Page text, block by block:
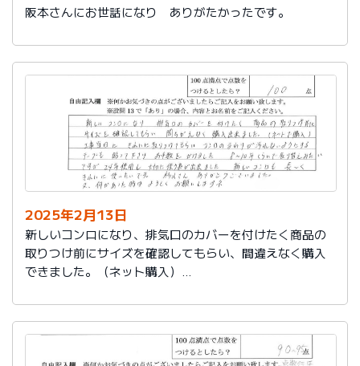
阪本さんにお世話になり ありがたかったです。
2025年2月13日
新しいコンロになり、排気口のカバーを付けたく商品の
取りつけ前にサイズを確認してもらい、間違えなく購入
できました。（ネット購入）
汚れないようにするテープも貼って下さりお手数をかけ
ました。
８～10年くらいで取り替えみたいですが、24年使用し大